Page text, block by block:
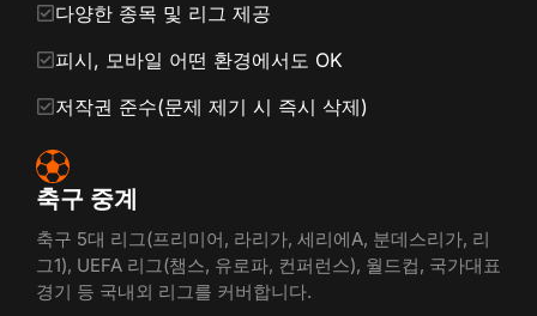
다양한 종목 및 리그 제공
피시, 모바일 어떤 환경에서도 OK
저작권 준수(문제 제기 시 즉시 삭제)
축구 중계
축구 5대 리그(프리미어, 라리가, 세리에A, 분데스리가, 리
그1), UEFA 리그(챔스, 유로파, 컨퍼런스), 월드컵, 국가대표
경기 등 국내외 리그를 커버합니다.